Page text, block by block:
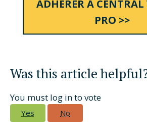
ADHÉRER À
PRO >>
Was this article
You must log in to vote
Yes No